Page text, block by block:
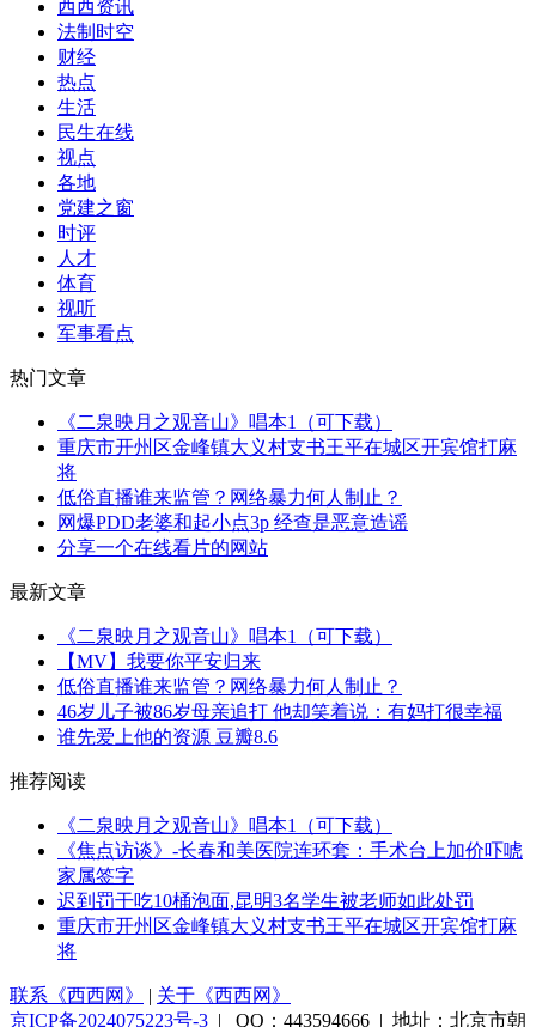
西西资讯
法制时空
财经
热点
生活
民生在线
视点
各地
党建之窗
时评
人才
体育
视听
军事看点
热门文章
《二泉映月之观音山》唱本1（可下载）
重庆市开州区金峰镇大义村支书王平在城区开宾馆打麻
将
低俗直播谁来监管？网络暴力何人制止？
网爆PDD老婆和起小点3p 经查是恶意造谣
分享一个在线看片的网站
最新文章
《二泉映月之观音山》唱本1（可下载）
【MV】我要你平安归来
低俗直播谁来监管？网络暴力何人制止？
46岁儿子被86岁母亲追打 他却笑着说：有妈打很幸福
谁先爱上他的资源 豆瓣8.6
推荐阅读
《二泉映月之观音山》唱本1（可下载）
《焦点访谈》-长春和美医院连环套：手术台上加价吓唬
家属签字
迟到罚干吃10桶泡面,昆明3名学生被老师如此处罚
重庆市开州区金峰镇大义村支书王平在城区开宾馆打麻
将
联系《西西网》 | 关于《西西网》
京ICP备2024075223号-3 | QQ：443594666 | 地址：北京市朝